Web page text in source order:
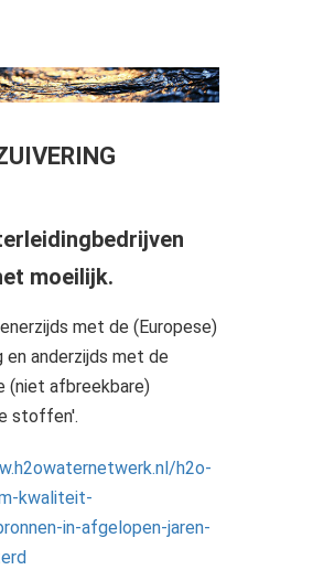
moeilijk.
met de (Europese)
en anderzijds met de
(niet afbreekbare)
stoffen'.
h2o-
kwaliteit-
in-afgelopen-jaren-